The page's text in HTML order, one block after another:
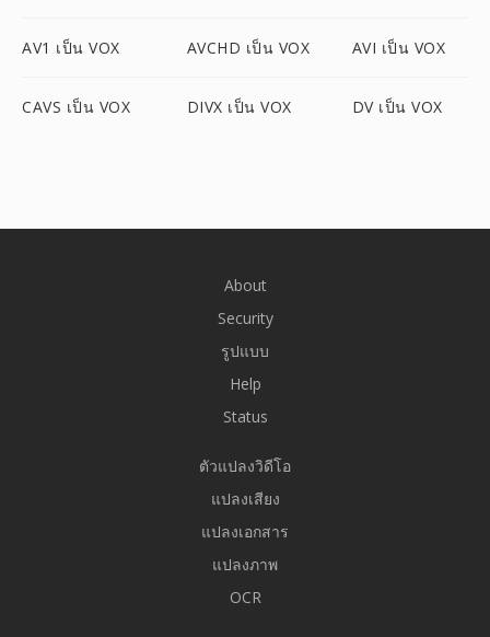
AV1 เป็น VOX AVCHD เป็น VOX AVI เป็น VOX
CAVS เป็น VOX DIVX เป็น VOX DV เป็น VOX
About
Security
รูปแบบ
Help
Status
ตัวแปลงวิดีโอ
แปลงเสียง
แปลงเอกสาร
แปลงภาพ
OCR